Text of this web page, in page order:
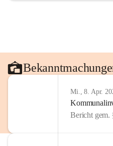
Mi., 8. Apr.
Bericht